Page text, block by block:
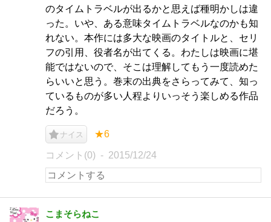
のタイムトラベルが出るかと思えば種明かしは違
った。いや、ある意味タイムトラベルなのかも知
れない。本作には多大な映画のタイトルと、セリ
フの引用、役者名が出てくる。わたしは映画に堪
能ではないので、そこは理解してもう一度読めた
らいいと思う。巻末の出典をさらってみて、知っ
ているものが多い人程よりいっそう楽しめる作品
だろう。
ナイス ★6
コメント(0) 2015/12/24
こまそらねこ